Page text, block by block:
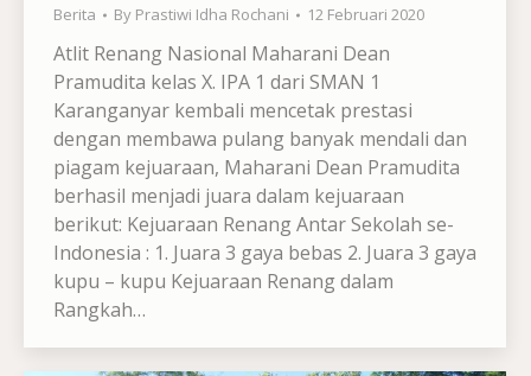
Berita By Prastiwi Idha Rochani 12 Februari 2020
Atlit Renang Nasional Maharani Dean
Pramudita kelas X. IPA 1 dari SMAN 1
Karanganyar kembali mencetak prestasi
dengan membawa pulang banyak mendali dan
piagam kejuaraan, Maharani Dean Pramudita
berhasil menjadi juara dalam kejuaraan
berikut: Kejuaraan Renang Antar Sekolah se-
Indonesia : 1. Juara 3 gaya bebas 2. Juara 3 gaya
kupu – kupu Kejuaraan Renang dalam
Rangkah…